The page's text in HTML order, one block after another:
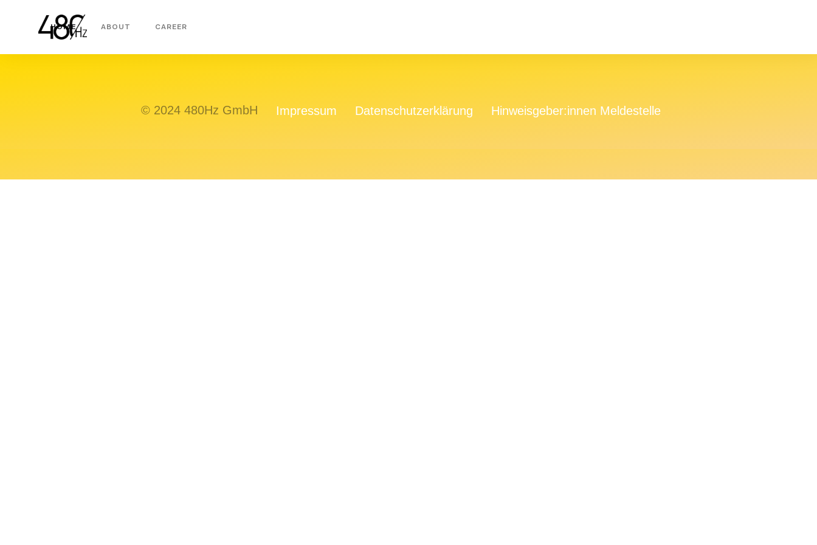
HOME ABOUT CAREER
© 2024 480Hz GmbH Impressum Datenschutzerklärung Hinweisgeber:innen Meldestelle